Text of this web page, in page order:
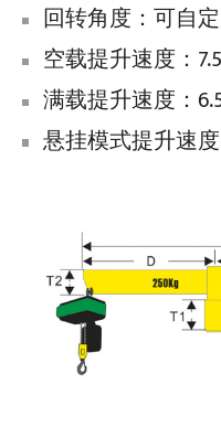
回转角度：可自
空载提升速度：
满载提升速度：
悬挂模式提升速